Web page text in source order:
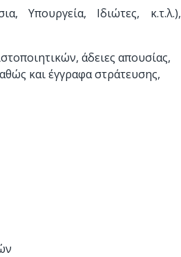
Υπουργεία, Ιδιώτες, κ.τ.λ.),
άδειες απουσίας,
και έγγραφα στράτευσης,